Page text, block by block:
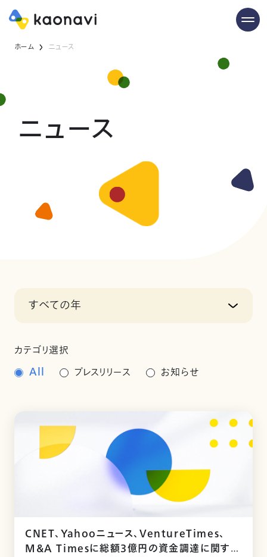
ホーム ニュース
ニュース
すべての年
カテゴリ選択
All プレスリリース お知らせ
CNET、Yahooニュース、VentureTimes、
M&A Timesに総額3億円の資金調達に関する